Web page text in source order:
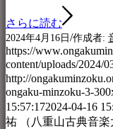
さらに読む
2024年4月16日 /作成者:
https://
content/uploads/2024/
http://
ongaku-minzoku-3-
15:57:172024-04-16
祐 （八重山古典音楽